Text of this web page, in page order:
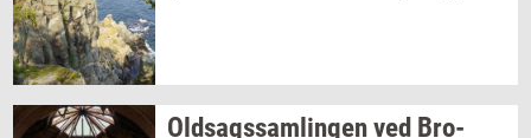
Oldsags­sam­lin­genved Bro­